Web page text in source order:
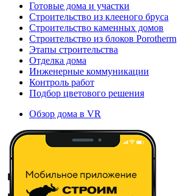
Готовые дома и участки
Строительство из клееного бруса
Строительство каменных домов
Строительство из блоков Porotherm
Этапы строительства
Отделка дома
Инженерные коммуникации
Контроль работ
Подбор цветового решения
Обзор дома в VR